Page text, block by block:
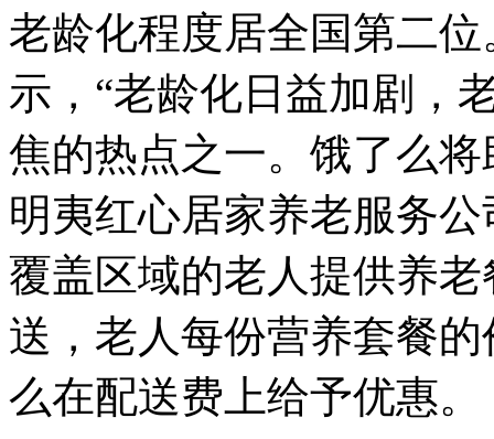
老龄化程度居全国第二
示，“老龄化日益加剧，
焦的热点之一。饿了么
明夷红心居家养老服务
覆盖区域的老人提供养
送，老人每份营养套餐
么在配送费上给予优惠。